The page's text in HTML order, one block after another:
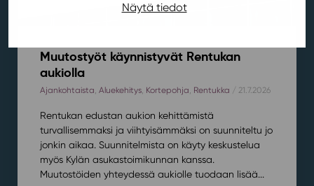
Näytä tiedot
Muutostyöt käynnistyvät Rentukan
aukiolla
Ajankohtaista, Aluekehitys, Kortepohja, Rentukka / 21.7.2026
Rentukan edustan aukion kehittämistä
turvallisemmaksi ja viihtyisämmäksi on suunniteltu jo
jonkin aikaa. Suunnitelmista on käyty keskustelua
myös Kylän asukastoimikunnan kanssa.
Muutostöiden yhteydessä aukiolle tuodaan lisää...